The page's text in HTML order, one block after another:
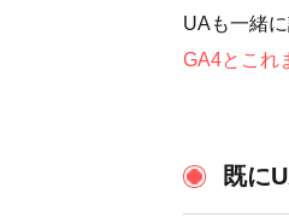
UAも一緒
GA4とこれ
既に